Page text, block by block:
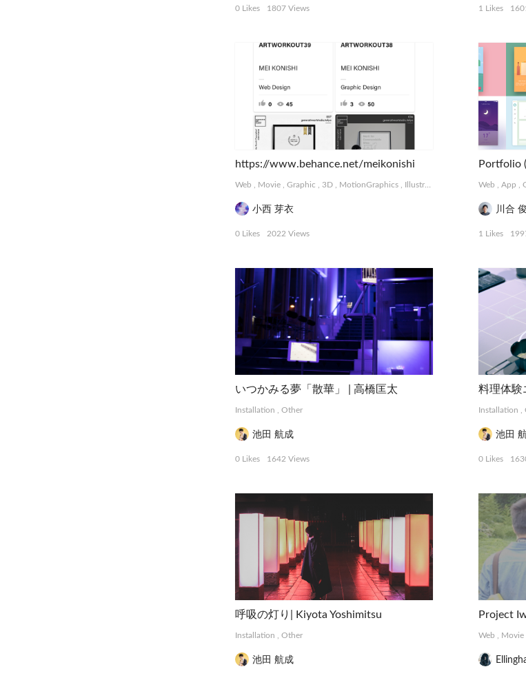
0 Likes 1807 Views 1 Likes
https://www.behance.net/meikonishi
Web Movie Graphic 3D MotionGraphics Illustration Logo, Card,
小西 芽衣
0 Likes 2022 Views
Portfolio
Web ,App ,
川合
1 Likes
いつかみる夢「散華」 | 高橋匡太
Installation Other
池田 航成
0 Likes 1642 Views
Installation ,
池田
0 Likes
呼吸の灯り| Kiyota Yoshimitsu
Installation Other
池田 航成
Project
Web Movie